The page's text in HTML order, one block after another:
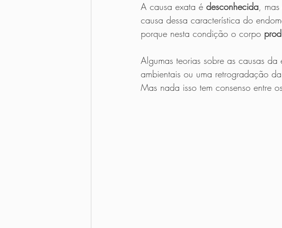
A causa exata é desconhecida,
causa dessa característica do
porque nesta condição o corpo
Algumas teorias sobre as causas da
ambientais ou uma retrogradação
Mas nada isso tem consenso entre